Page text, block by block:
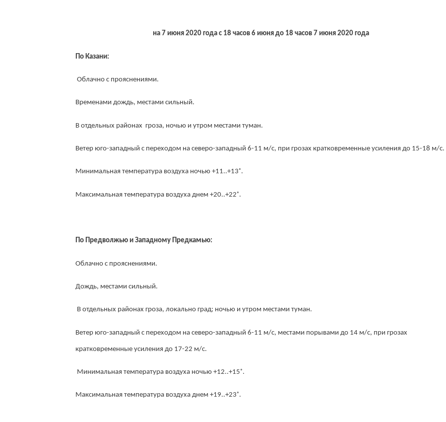
на 7 июня 2020 года с 18 часов 6 июня до 18 часов 7 июня 2020 года
По Казани:
Облачно с прояснениями.
Временами дождь, местами сильный.
В отдельных районах гроза, ночью и утром местами туман.
Ветер юго-западный с переходом на северо-западный 6-11 м/с, при грозах кратковременные усиления до 15-18 м/с.
Минимальная температура воздуха ночью +11..+13˚.
Максимальная температура воздуха днем +20..+22˚.
По Предволжью и Западному Предкамью:
Облачно с прояснениями.
Дождь, местами сильный.
В отдельных районах гроза, локально град; ночью и утром местами туман.
Ветер юго-западный с переходом на северо-западный 6-11 м/с, местами порывами до 14 м/с, при грозах
кратковременные усиления до 17-22 м/с.
Минимальная температура воздуха ночью +12..+15˚.
Максимальная температура воздуха днем +19..+23˚.